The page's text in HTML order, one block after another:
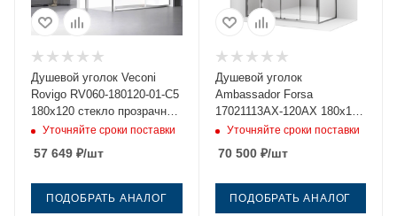
Душевой уголок Veconi
Rovigo RV060-180120-01-C5
180х120 стекло прозрачное
профиль хром без поддона
Уточняйте сроки поставки
57 649 ₽/шт
ПОДОБРАТЬ АНАЛОГ
Душевой уголок
Ambassador Forsa
17021113AX-120AX 180х120
стекло прозрачное
профиль хром без поддона
Уточняйте сроки поставки
70 500₽/шт
ПОДОБРАТЬ АНАЛОГ